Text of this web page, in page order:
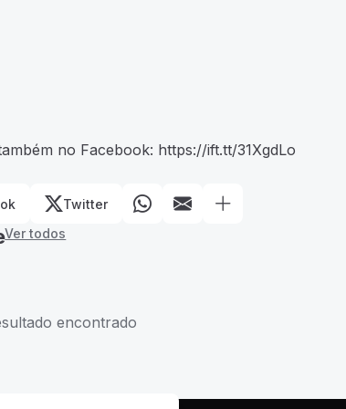
no Facebook: https://ift.tt/31XgdLo
Twitter
Ver todos
encontrado